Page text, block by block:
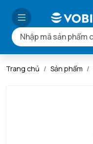
Trang chủ Sản phẩm